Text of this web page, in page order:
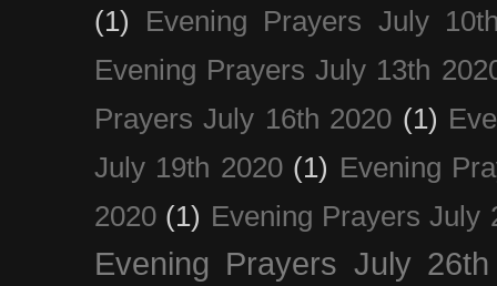
(1)
Evening Prayers July
Evening Prayers July 13th
Prayers July 16th 2020 (1)
July 19th 2020 (1) Evening
2020 (1) Evening Prayers July
Evening Prayers July